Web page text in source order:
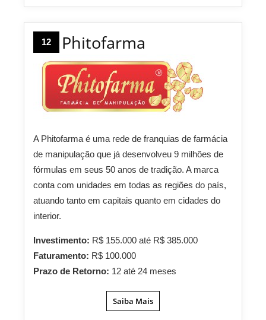
12 Phitofarma
A Phitofarma é uma rede de franquias de farmácia
de manipulação que já desenvolveu 9 milhões de
fórmulas em seus 50 anos de tradição. A marca
conta com unidades em todas as regiões do país,
atuando tanto em capitais quanto em cidades do
interior.
Investimento: R$ 155.000 até R$ 385.000
Faturamento: R$ 100.000
Prazo de Retorno: 12 até 24 meses
Saiba Mais